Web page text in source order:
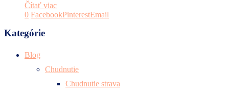
Čítať viac
0 FacebookPinterestEmail
Kategórie
Blog
Chudnutie
Chudnutie strava